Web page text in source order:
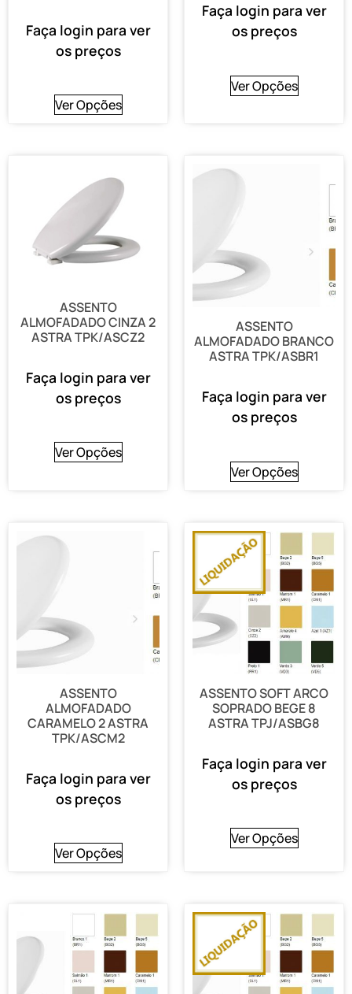
Faça login para ver
os preços
Ver Opções
Faça login para ver
os preços
Ver Opções
ASSENTO
ALMOFADADO CINZA 2
ASTRA TPK/ASCZ2
Faça login para ver
os preços
Ver Opções
ASSENTO
ALMOFADADO BRANCO
ASTRA TPK/ASBR1
Faça login para ver
os preços
Ver Opções
ASSENTO
ALMOFADADO
CARAMELO 2 ASTRA
TPK/ASCM2
Faça login para ver
os preços
Ver Opções
ASSENTO SOFT ARCO
SOPRADO BEGE 8
ASTRA TPJ/ASBG8
Faça login para ver
os preços
Ver Opções